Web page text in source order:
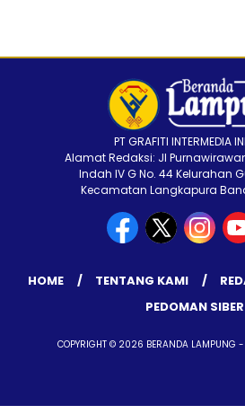
PT GRAFITI INTERMEDIA
Alamat Redaksi: Jl
Indah IV G No. 44 Kelurahan
Kecamatan Langkapura
HOME TENTANG KAMI
PEDOMAN SIBER
COPYRIGHT © 2026 BERANDA LAMPUNG -